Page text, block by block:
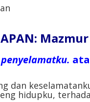
dan
hidupku,